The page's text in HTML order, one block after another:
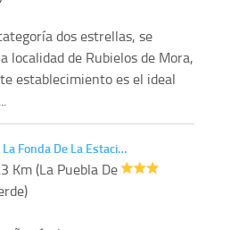
dos estrellas, se
localidad de Rubielos de Mora,
establecimiento es el ideal
Fonda De La Estaci…
Km (La Puebla De